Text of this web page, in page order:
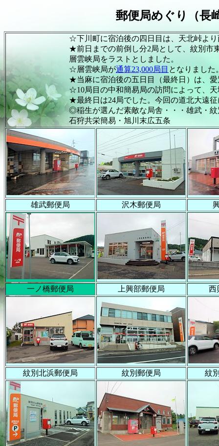
郵便局めぐり（長
☆下川町に宿泊後の四日目は、天北峠より西興部
★前日までの前倒し分2局として、紋別市東端の小
層雲峡局をラストとしました。
☆層雲峡局が通算23,000局目 となりました
★当麻に宿泊後の五日目（最終日）は、愛別・当麻
☆10局目の中和簡易局の訪問によって、天塩国
★最終日は24局でした。今回の道北大遠征において
◎稲生が選んだ素敵な局舎・・・雄武・紋別本町・
石狩共栄簡易・旭川末広五条
雄武郵便局 沢木郵便局
一ノ橋郵便局 上興部郵便局 西
紋別北浜郵便局 紋別郵便局 紋